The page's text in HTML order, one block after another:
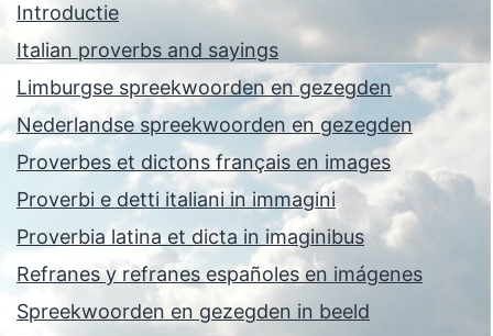
Introductie
Italian proverbs and sayings
Limburgse spreekwoorden en gezegden
Nederlandse spreekwoorden en gezegden
Proverbes et dictons français en images
Proverbi e detti italiani in immagini
Proverbia latina et dicta in imaginibus
Refranes y refranes españoles en imágenes
Spreekwoorden en gezegden in beeld